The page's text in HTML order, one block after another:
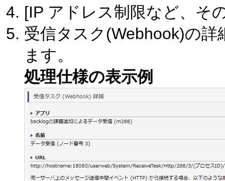
[IP アドレス制限など、そ
受信タスク(Webhook)の
ます。
処理仕様の表示例